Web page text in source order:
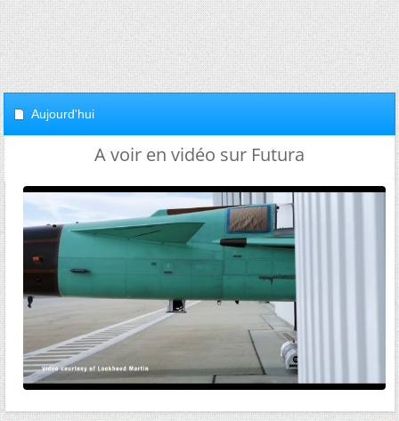
Aujourd'hui
A voir en vidéo sur Futura